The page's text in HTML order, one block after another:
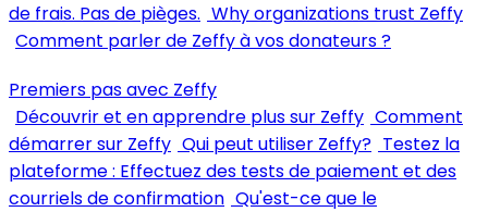
de frais. Pas de pièges. Why organizations trust Zeffy
Comment parler de Zeffy à vos donateurs ?
Premiers pas avec Zeffy
Découvrir et en apprendre plus sur Zeffy Comment
démarrer sur Zeffy Qui peut utiliser Zeffy? Testez la
plateforme : Effectuez des tests de paiement et des
courriels de confirmation Qu'est-ce que le